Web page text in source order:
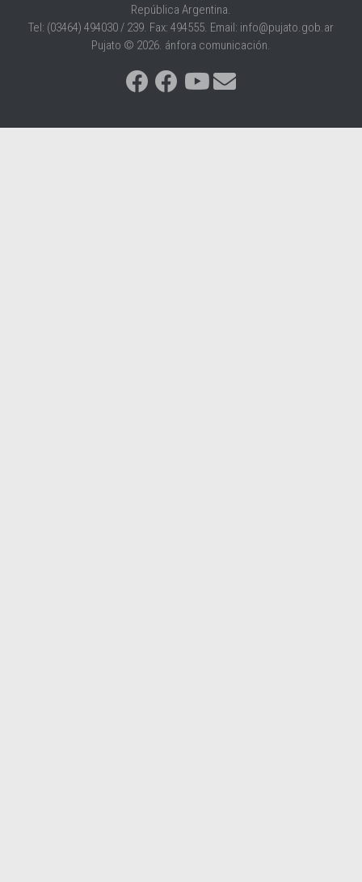
República Argentina.
Tel: (03464) 494030 / 239. Fax: 494555. Email: info@pujato.gob.ar
Pujato © 2026. ánfora comunicación.